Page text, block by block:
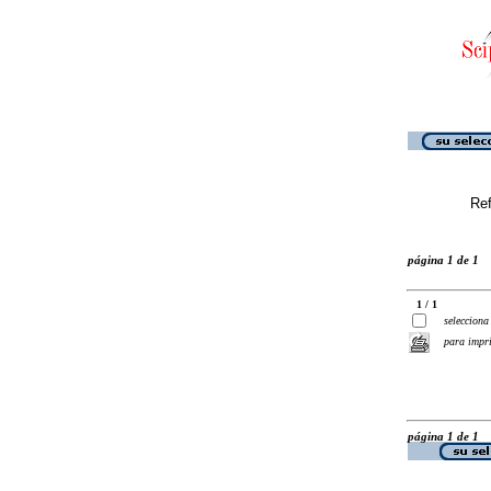
página 1 de 1
1 / 1
selecciona
para
página 1 de 1